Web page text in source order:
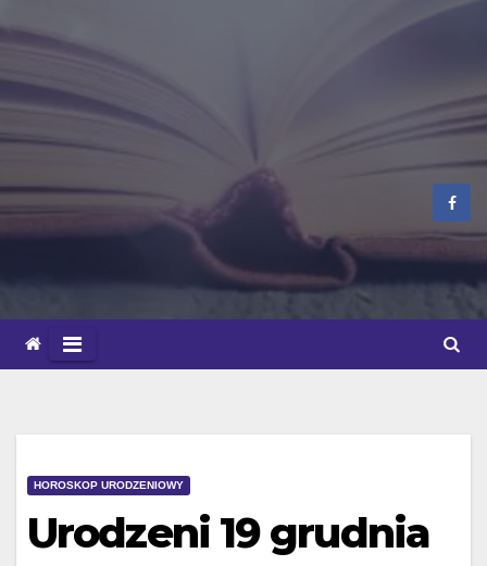
HOROSKOP URODZENIOWY
Urodzeni 19 grudnia